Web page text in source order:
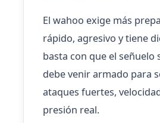
El wahoo exige más
rápido, agresivo y tiene
basta con que el señuelo
debe venir armado para
ataques fuertes,
presión real.